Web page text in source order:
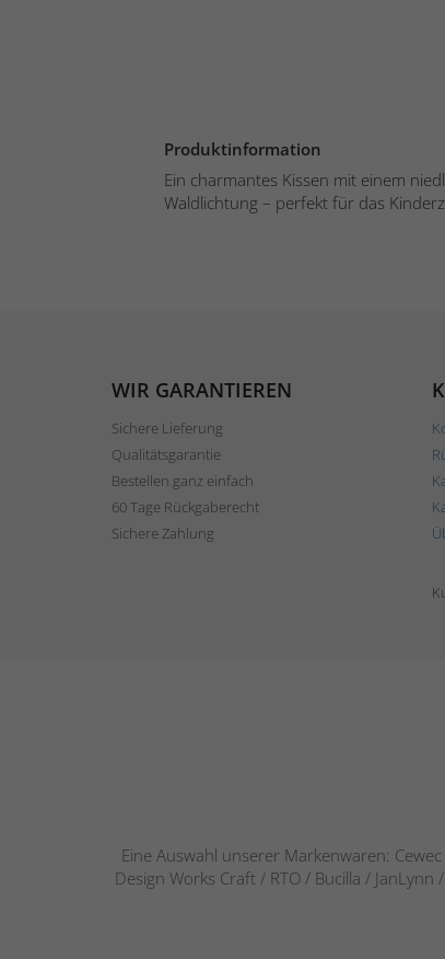
Produktinformation
Ein charmantes Kissen mit einem
Waldlichtung – perfekt für das
WIR GARANTIEREN
Sichere Lieferung
Qualitätsgarantie
Bestellen ganz einfach
60 Tage Rückgaberecht
Sichere Zahlung
Eine Auswahl unserer Markenwaren:
Design Works Craft / RTO / Bucilla /